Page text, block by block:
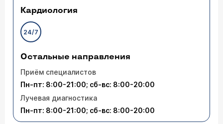
Кардиология
24/7
Остальные направления
Приём специалистов
Пн-пт: 8:00-21:00; сб-вс: 8:00-20:00
Лучевая диагностика
Пн-пт: 8:00-21:00; сб-вс: 8:00-20:00